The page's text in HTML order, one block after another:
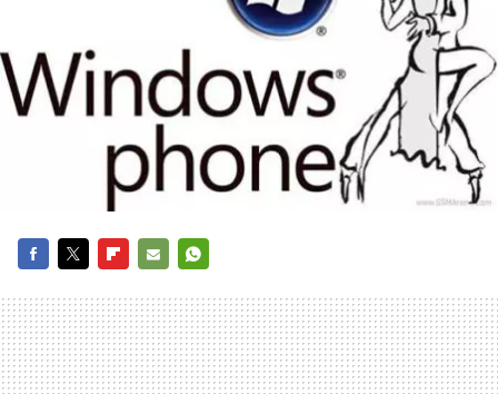
MAIL